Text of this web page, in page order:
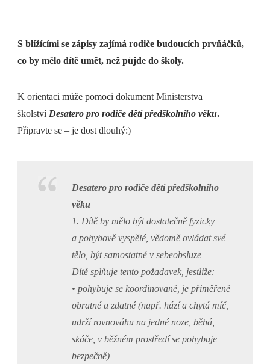
S blížícími se zápisy zajímá rodiče budoucích prvňáčků,
co by mělo dítě umět, než půjde do školy.
K orientaci může pomoci dokument Ministerstva
školství Desatero pro rodiče dětí předškolního věku.
Připravte se – je dost dlouhý:)
Desatero pro rodiče dětí předškolního
věku
1. Dítě by mělo být dostatečně fyzicky
a pohybově vyspělé, vědomě ovládat své
tělo, být samostatné v sebeobsluze
Dítě splňuje tento požadavek, jestliže:
• pohybuje se koordinovaně, je přiměřeně
obratné a zdatné (např. hází a chytá míč,
udrží rovnováhu na jedné noze, běhá,
skáče, v běžném prostředí se pohybuje
bezpečně)